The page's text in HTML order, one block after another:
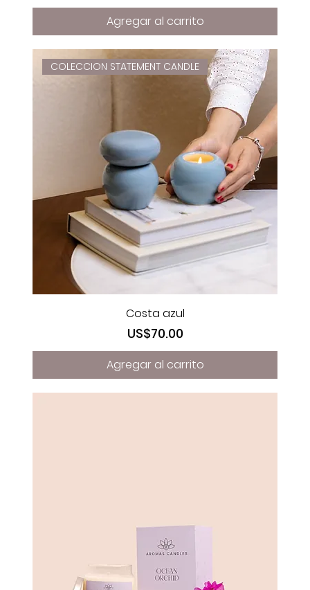
Agregar al carrito
COLECCION STATEMENT CANDLE
Costa azul
Precio
US$70.00
Agregar al carrito